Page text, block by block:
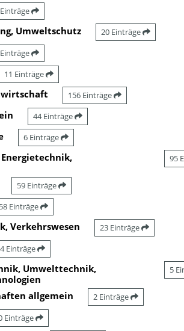
Umweltschutz 20 Einträge
11 Einträge
156 Einträge
44 Einträge
6 Einträge
95
59 Einträge
58 Einträge
Verkehrswesen 23 Einträge
Einträge
Umwelttechnik,
5
allgemein 2 Einträge
Einträge